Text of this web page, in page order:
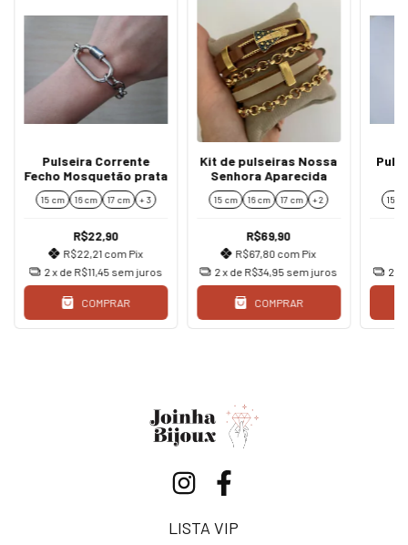
Pulseira Corrente
Fecho Mosquetão prata
15 cm 16 cm 17 cm + 3
R$22,90
R$22,21 com Pix
2x de R$11,45 sem juros
COMPRAR
Kit de pulseiras Nossa
Senhora Aparecida
15 cm 16 cm 17 cm + 2
R$69,90
R$67,80 com Pix
2 x de R$34,95 sem juros
COMPRAR
15
2
LISTA VIP